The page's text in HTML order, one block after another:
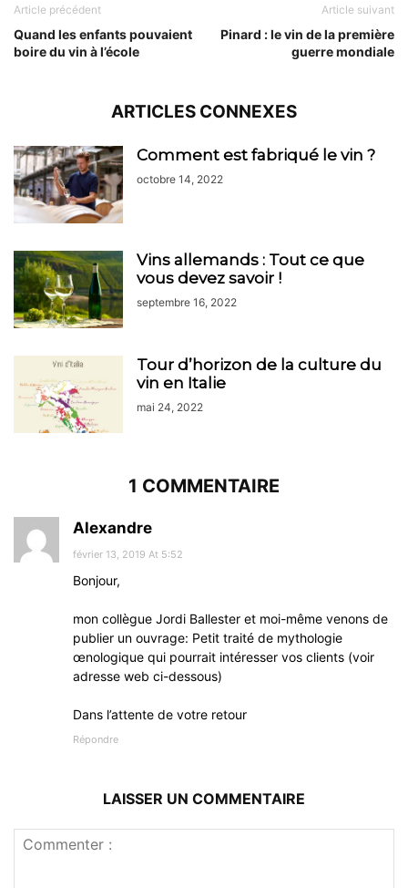
Article précédent
Quand les enfants pouvaient
boire du vin à l’école
Article suivant
Pinard : le vin de la première
guerre mondiale
ARTICLES CONNEXES
Comment est fabriqué le vin ?
octobre 14, 2022
Vins allemands : Tout ce que
vous devez savoir !
septembre 16, 2022
Tour d’horizon de la culture du
vin en Italie
mai 24, 2022
1 COMMENTAIRE
Alexandre
février 13, 2019 At 5:52
Bonjour,
mon collègue Jordi Ballester et moi-même venons de
publier un ouvrage: Petit traité de mythologie
œnologique qui pourrait intéresser vos clients (voir
adresse web ci-dessous)
Dans l’attente de votre retour
Répondre
LAISSER UN COMMENTAIRE